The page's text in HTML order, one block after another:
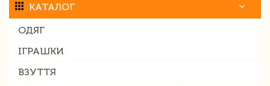
КАТАЛОГ
ОДЯГ
ІГРАШКИ
ВЗУТТЯ